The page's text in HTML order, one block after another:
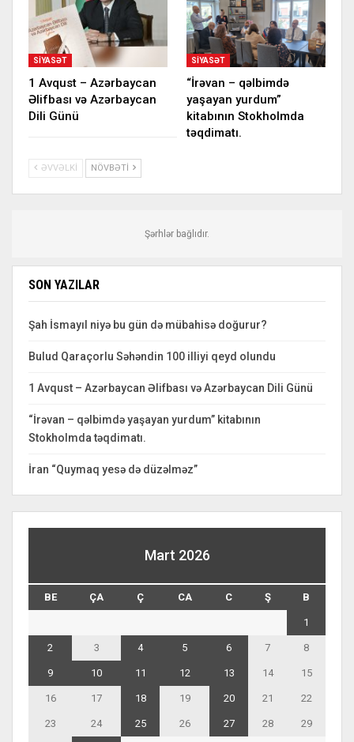
SIYASƏT
1 Avqust – Azərbaycan
Əlifbası və Azərbaycan
Dili Günü
SIYASƏT
“İrəvan – qəlbimdə
yaşayan yurdum”
kitabının Stokholmda
təqdimatı.
ƏVVƏLKI NÖVBƏTI
Şərhlər bağlıdır.
SON YAZILAR
Şah İsmayıl niyə bu gün də mübahisə doğurur?
Bulud Qaraçorlu Səhəndin 100 illiyi qeyd olundu
1 Avqust – Azərbaycan Əlifbası və Azərbaycan Dili Günü
“İrəvan – qəlbimdə yaşayan yurdum” kitabının
Stokholmda təqdimatı.
İran “Quymaq yesə də düzəlməz”
Mart 2026
BE ÇA Ç CA C Ş B
1
2 3 4 5 6 7 8
9 10 11 12 13 14 15
16 17 18 19 20 21 22
23 24 25 26 27 28 29